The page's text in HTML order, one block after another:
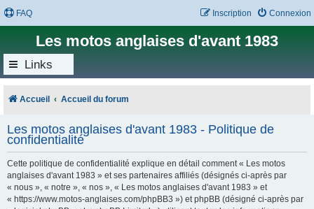
FAQ Connexion
Inscription
Les motos anglaises d'avant 1983
Links
Accueil Accueil du forum
Les motos anglaises d'avant 1983 - Politique de
confidentialité
Cette politique de confidentialité explique en détail comment « Les motos
anglaises d'avant 1983 » et ses partenaires affiliés (désignés ci-après par
« nous », « notre », « nos », « Les motos anglaises d'avant 1983 » et
« https://www.motos-anglaises.com/phpBB3 ») et phpBB (désigné ci-après par